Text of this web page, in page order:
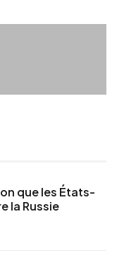
que les États-
la Russie